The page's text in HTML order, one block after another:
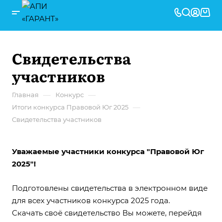
Свидетельства
участников
Главная — Конкурс —
Итоги конкурса Правовой Юг 2025 —
Свидетельства участников
Уважаемые участники конкурса "Правовой Юг
2025"!
Подготовлены свидетельства в электронном виде
для всех участников конкурса 2025 года.
Скачать своё свидетельство Вы можете, перейдя